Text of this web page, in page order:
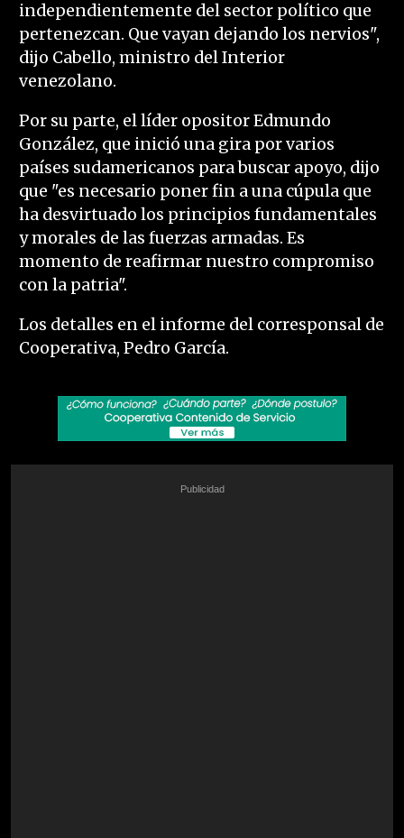
independientemente del sector político que
pertenezcan. Que vayan dejando los nervios",
dijo Cabello, ministro del Interior
venezolano.
Por su parte, el líder opositor Edmundo
González, que inició una gira por varios
países sudamericanos para buscar apoyo, dijo
que "es necesario poner fin a una cúpula que
ha desvirtuado los principios fundamentales
y morales de las fuerzas armadas. Es
momento de reafirmar nuestro compromiso
con la patria".
Los detalles en el informe del corresponsal de
Cooperativa, Pedro García.